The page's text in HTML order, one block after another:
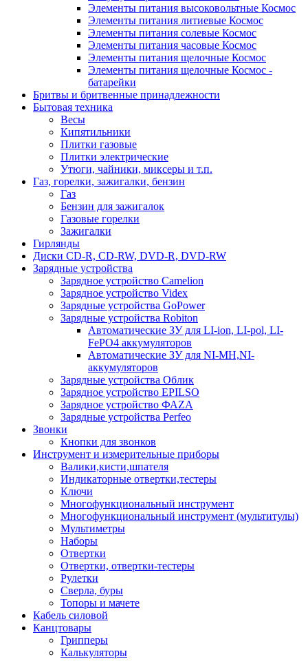
Элементы питания высоковольтные Космос
Элементы питания литиевые Космос
Элементы питания солевые Космос
Элементы питания часовые Космос
Элементы питания щелочные Космос
Элементы питания щелочные Космос -
батарейки
Бритвы и бритвенные принадлежности
Бытовая техника
Весы
Кипятильники
Плитки газовые
Плитки электрические
Утюги, чайники, миксеры и т.п.
Газ, горелки, зажигалки, бензин
Газ
Бензин для зажигалок
Газовые горелки
Зажигалки
Гирлянды
Диски CD-R, CD-RW, DVD-R, DVD-RW
Зарядные устройства
Зарядное устройство Camelion
Зарядное устройство Videx
Зарядные устройства GoPower
Зарядные устройства Robiton
Автоматические ЗУ для LI-ion, LI-pol, LI-
FePO4 аккумуляторов
Автоматические ЗУ для NI-MH,NI-
аккумуляторов
Зарядные устройства Облик
Зарядное устройство EPILSO
Зарядное устройство ФАZА
Зарядные устройства Perfeo
Звонки
Кнопки для звонков
Инструмент и измерительные приборы
Валики,кисти,шпателя
Индикаторные отвертки,тестеры
Ключи
Многофункциональный инструмент
Многофункциональный инструмент (мультитулы)
Мультиметры
Наборы
Отвертки
Отвертки, отвертки-тестеры
Рулетки
Сверла, буры
Топоры и мачете
Кабель силовой
Канцтовары
Грипперы
Калькуляторы